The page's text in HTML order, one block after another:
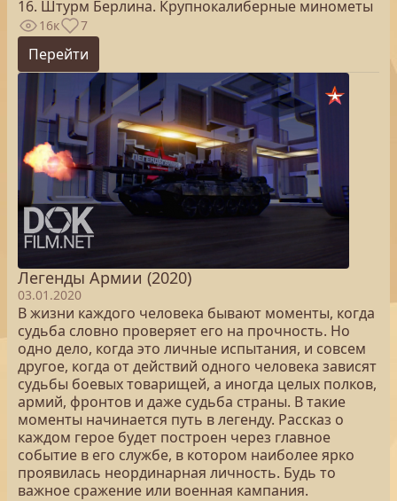
16. Штурм Берлина. Крупнокалиберные минометы
16к 7
Перейти
Легенды Армии (2020)
03.01.2020
В жизни каждого человека бывают моменты, когда
судьба словно проверяет его на прочность. Но
одно дело, когда это личные испытания, и совсем
другое, когда от действий одного человека зависят
судьбы боевых товарищей, а иногда целых полков,
армий, фронтов и даже судьба страны. В такие
моменты начинается путь в легенду. Рассказ о
каждом герое будет построен через главное
событие в его службе, в котором наиболее ярко
проявилась неординарная личность. Будь то
важное сражение или военная кампания.